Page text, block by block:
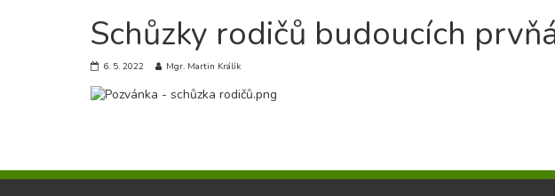
Schůzky rodičů budoucích
6. 5. 2022 Mgr. Martin Králík